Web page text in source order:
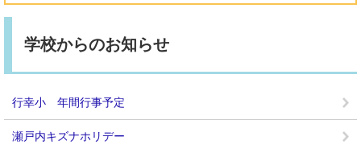
学校からのお知らせ
行幸小 年間行事予定
瀬戸内キズナホリデー